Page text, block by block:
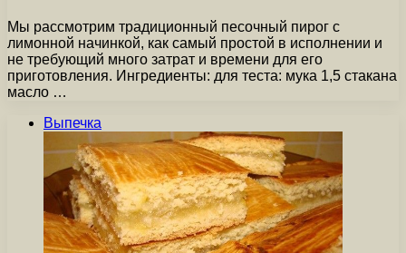
Мы рассмотрим традиционный песочный пирог с
лимонной начинкой, как самый простой в исполнении и
не требующий много затрат и времени для его
приготовления. Ингредиенты: для теста: мука 1,5 стакана
масло …
Выпечка